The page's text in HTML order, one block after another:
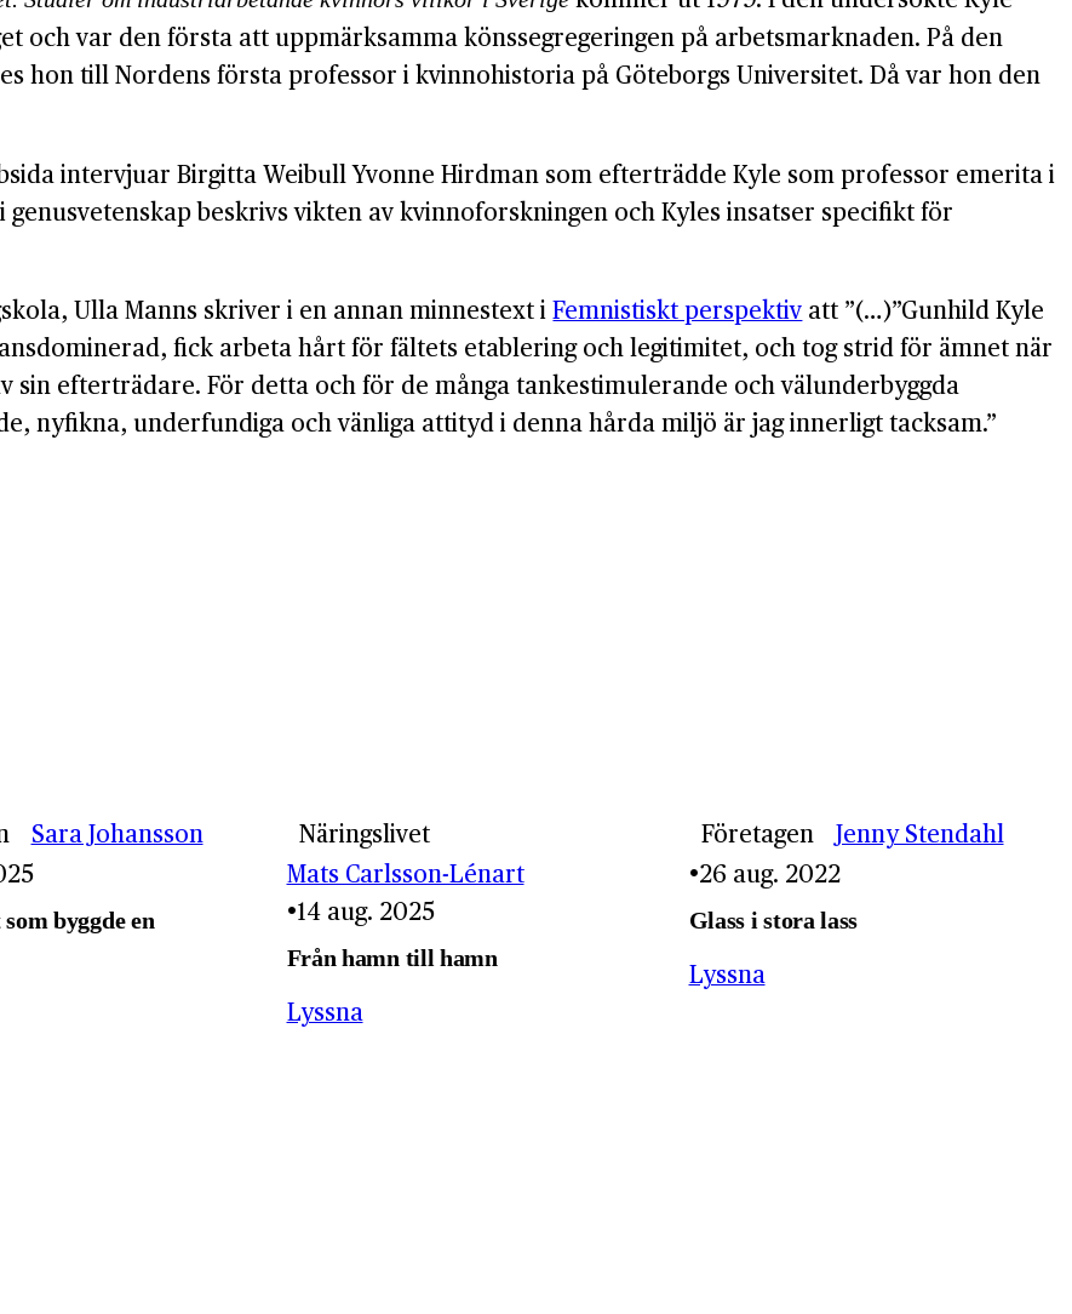
och var den första att uppmärksamma könssegregeringen på arbetsmarknaden. På den
hon till Nordens första professor i kvinnohistoria på Göteborgs Universitet. Då var hon den
intervjuar Birgitta Weibull Yvonne Hirdman som efterträdde Kyle som professor emerita i
beskrivs vikten av kvinnoforskningen och Kyles insatser specifikt för
Ulla Manns skriver i en annan minnestext iFemnistiskt perspektiv att ”(…)”Gunhild Kyle
fick arbeta hårt för fältets etablering och legitimitet, och tog strid för ämnet när
efterträdare. För detta och för de många tankestimulerande och välunderbyggda
nyfikna, underfundiga och vänliga attityd i denna hårda miljö är jag innerligt tacksam.”
Sara Johansson
byggde en
Näringslivet
Mats Carlsson-Lénart
14 aug. 2025
Från hamn till hamn
Lyssna
Företagen
Jenny Stendahl
26 aug. 2022
Glass i stora lass
Lyssna